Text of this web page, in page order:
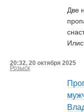
Две
20:32, 20 октября 2025
Розыск